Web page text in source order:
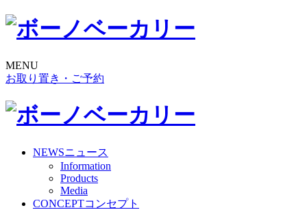
MENU
お取り置き・ご予約
NEWSニュース
Information
Products
Media
CONCEPTコンセプト